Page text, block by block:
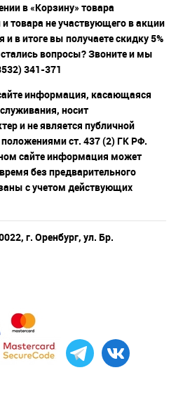
в «Корзину» товара
товара не участвующего в акции
в итоге вы получаете скидку 5%
вопросы? Звоните и мы
341-371
информация, касающаяся
носит
и не является публичной
ст. 437 (2) ГК РФ.
сайте информация может
без предварительного
с учетом действующих
г. Оренбург, ул. Бр.